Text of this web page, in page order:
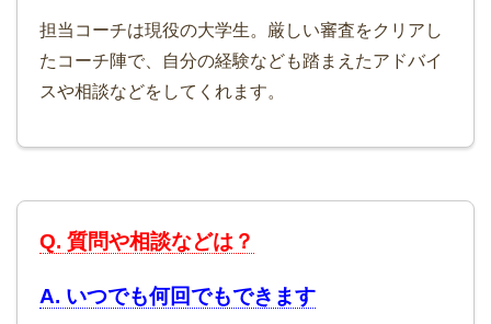
担当コーチは現役の大学生。厳しい審査をクリアし
たコーチ陣で、自分の経験なども踏まえたアドバイ
スや相談などをしてくれます。
Q. 質問や相談などは？
A. いつでも何回でもできます